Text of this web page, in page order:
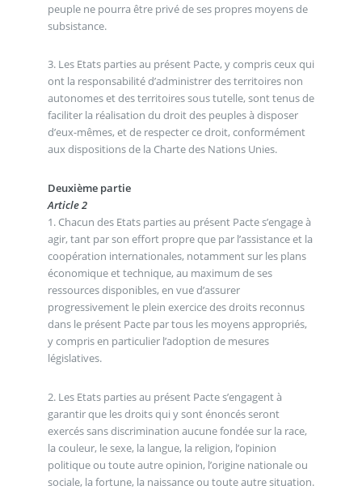
peuple ne pourra être privé de ses propres moyens de
subsistance.
3. Les Etats parties au présent Pacte, y compris ceux qui
ont la responsabilité d’administrer des territoires non
autonomes et des territoires sous tutelle, sont tenus de
faciliter la réalisation du droit des peuples à disposer
d’eux-mêmes, et de respecter ce droit, conformément
aux dispositions de la Charte des Nations Unies.
Deuxième partie
Article 2
1. Chacun des Etats parties au présent Pacte s’engage à
agir, tant par son effort propre que par l’assistance et la
coopération internationales, notamment sur les plans
économique et technique, au maximum de ses
ressources disponibles, en vue d’assurer
progressivement le plein exercice des droits reconnus
dans le présent Pacte par tous les moyens appropriés,
y compris en particulier l’adoption de mesures
législatives.
2. Les Etats parties au présent Pacte s’engagent à
garantir que les droits qui y sont énoncés seront
exercés sans discrimination aucune fondée sur la race,
la couleur, le sexe, la langue, la religion, l’opinion
politique ou toute autre opinion, l’origine nationale ou
sociale, la fortune, la naissance ou toute autre situation.